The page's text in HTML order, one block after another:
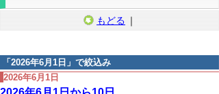
もどる ｜
「 2026年6月1日 」で絞込み
2026年6月1日